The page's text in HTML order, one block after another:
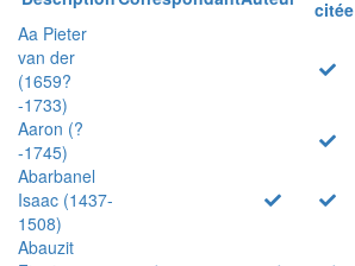
citée
Aa Pieter
van der
(1659?
-1733)
Aaron (?
-1745)
Abarbanel
Isaac (1437-
1508)
Abauzit